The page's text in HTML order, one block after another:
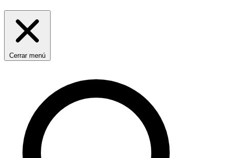
Cerrar menú